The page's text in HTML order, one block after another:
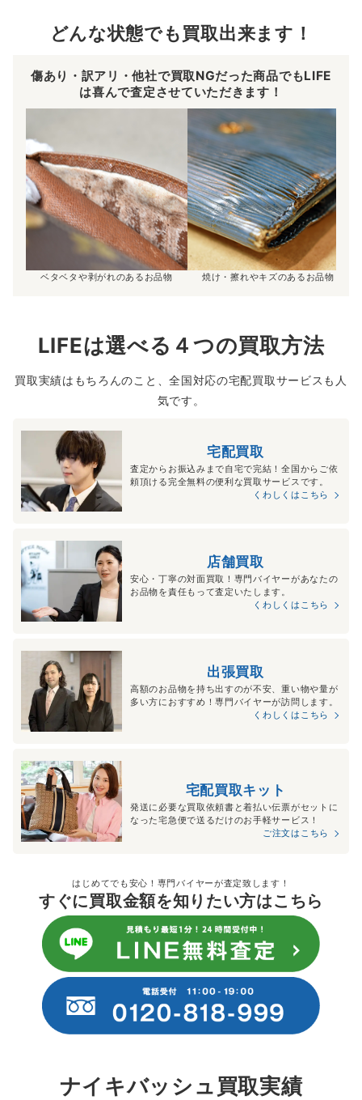
どんな状態でも買取出来ます！
傷あり・訳アリ・他社で買取NGだった商品でもLIFE
は喜んで査定させていただきます！
ベタベタや剥がれのあるお品物 焼け・擦れやキズのあるお品物
LIFEは選べる４つの買取方法
買取実績はもちろんのこと、全国対応の宅配買取サービスも人
気です。
宅配買取
査定からお振込みまで自宅で完結！全国からご依
頼頂ける完全無料の便利な買取サービスです。
くわしくはこちら
店舗買取
安心・丁寧の対面買取！専門バイヤーがあなたの
お品物を責任もって査定いたします。
くわしくはこちら
出張買取
高額のお品物を持ち出すのが不安、重い物や量が
多い方におすすめ！専門バイヤーが訪問します。
くわしくはこちら
宅配買取キット
発送に必要な買取依頼書と着払い伝票がセットに
なった宅急便で送るだけのお手軽サービス！
ご注文はこちら
はじめてでも安心！専門バイヤーが査定致します！
すぐに買取金額を知りたい方はこちら
ナイキバッシュ買取実績